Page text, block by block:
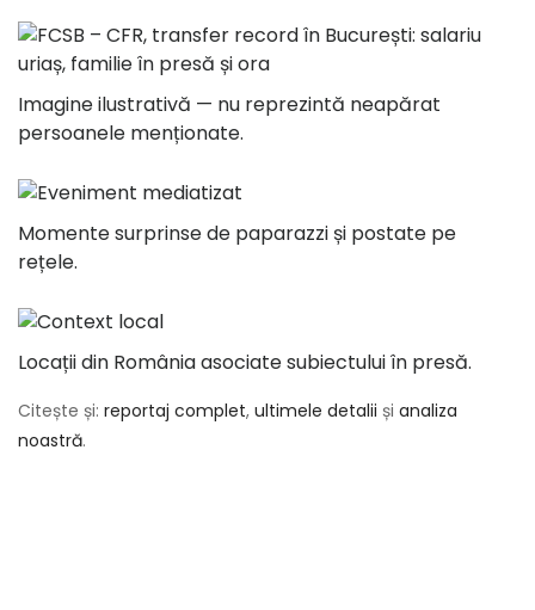
Imagine ilustrativă — nu reprezintă neapărat
persoanele menționate.
Momente surprinse de paparazzi și postate pe
rețele.
Locații din România asociate subiectului în presă.
Citește și: reportaj complet, ultimele detalii și analiza
noastră.